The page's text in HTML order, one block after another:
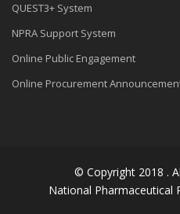
QUEST3+ System
NPRA Support System
Online Public Engagement
Online Procurement
© Copyright 2018 .
National Pharmaceutical